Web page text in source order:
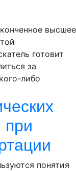
высшее
готовит
за
либо
при
понятия